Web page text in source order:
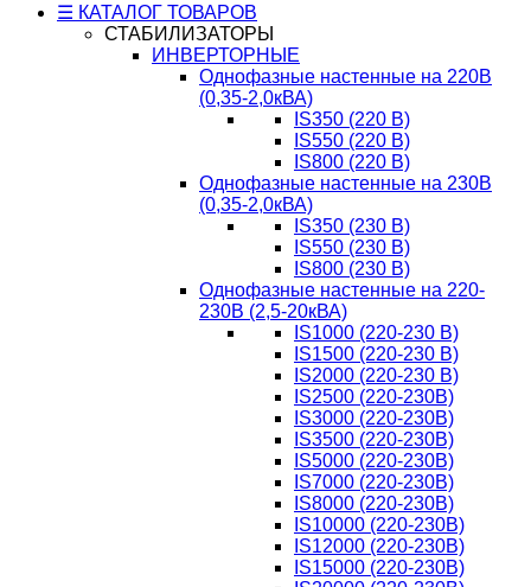
☰ КАТАЛОГ ТОВАРОВ
СТАБИЛИЗАТОРЫ
ИНВЕРТОРНЫЕ
Однофазные настенные на 220В
(0,35-2,0кВА)
IS350 (220 В)
IS550 (220 В)
IS800 (220 В)
Однофазные настенные на 230В
(0,35-2,0кВА)
IS350 (230 В)
IS550 (230 В)
IS800 (230 В)
Однофазные настенные на 220-
230В (2,5-20кВА)
IS1000 (220-230 В)
IS1500 (220-230 В)
IS2000 (220-230 В)
IS2500 (220-230В)
IS3000 (220-230В)
IS3500 (220-230В)
IS5000 (220-230В)
IS7000 (220-230В)
IS8000 (220-230В)
IS10000 (220-230В)
IS12000 (220-230В)
IS15000 (220-230В)